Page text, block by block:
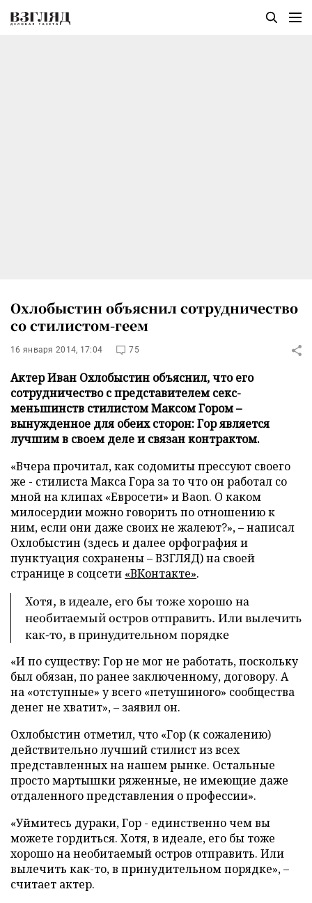
Охлобыстин объяснил сотрудничество
со стилистом-геем
16 января 2014, 17:04 75
Актер Иван Охлобыстин объяснил, что его
сотрудничество с представителем секс-
меньшинств стилистом Максом Гором –
вынужденное для обеих сторон: Гор является
лучшим в своем деле и связан контрактом.
«Вчера прочитал, как содомиты прессуют своего
же - стилиста Макса Гора за то что он работал со
мной на клипах «Евросети» и Baon. О каком
милосердии можно говорить по отношению к
ним, если они даже своих не жалеют?»,–написал
Охлобыстин (здесь и далее орфография и
пунктуация сохранены–ВЗГЛЯД) на своей
странице в соцсети «ВКонтакте».
Хотя, в идеале, его бы тоже хорошо на
необитаемый остров отправить. Или вылечить
как-то, в принудительном порядке
«И по существу: Гор не мог не работать, поскольку
был обязан, по ранее заключенному, договору. А
на «отступные» у всего «петушиного» сообщества
денег не хватит»,– заявил он.
Охлобыстин отметил, что «Гор (к сожалению)
действительно лучший стилист из всех
представленных на нашем рынке. Остальные
просто мартышки ряженные, не имеющие даже
отдаленного представления о профессии».
«Уймитесь дураки, Гор - единственно чем вы
можете гордиться. Хотя, в идеале, его бы тоже
хорошо на необитаемый остров отправить. Или
вылечить как-то, в принудительном порядке»,–
считает актер.